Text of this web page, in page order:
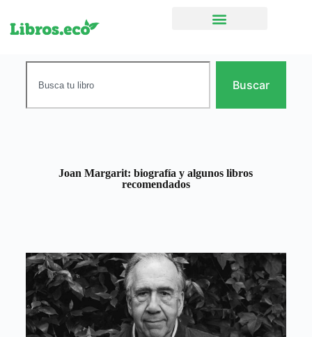
Buscar
Joan Margarit: biografía y algunos libros
recomendados